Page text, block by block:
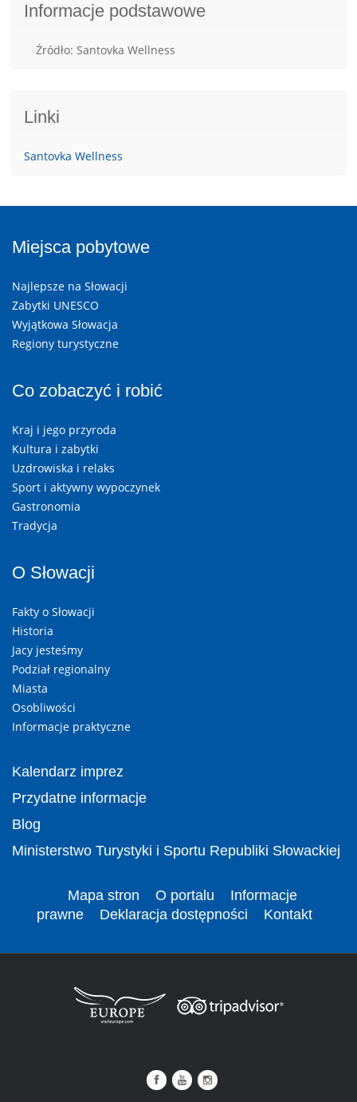
Informacje podstawowe
Źródło: Santovka Wellness
Linki
Santovka Wellness
Miejsca pobytowe
Najlepsze na Słowacji
Zabytki UNESCO
Wyjątkowa Słowacja
Regiony turystyczne
Co zobaczyć i robić
Kraj i jego przyroda
Kultura i zabytki
Uzdrowiska i relaks
Sport i aktywny wypoczynek
Gastronomia
Tradycja
O Słowacji
Fakty o Słowacji
Historia
Jacy jesteśmy
Podział regionalny
Miasta
Osobliwości
Informacje praktyczne
Kalendarz imprez
Przydatne informacje
Blog
Ministerstwo Turystyki i Sportu Republiki Słowackiej
Mapa stron O portalu
Informacje
prawne
Deklaracja dostępności Kontakt